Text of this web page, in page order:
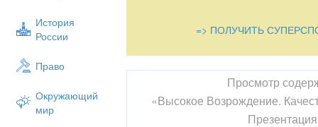
История
России
Право
Окружающий
мир
=> ПОЛУЧИТЬ
Просмотр
«Высокое Возрождение.